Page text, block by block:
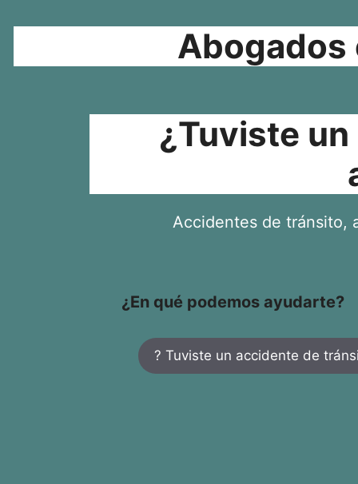
Abogados
¿Tuviste
Accidentes de tránsito,
¿En qué podemos ayudarte?
? Tuviste un accidente de